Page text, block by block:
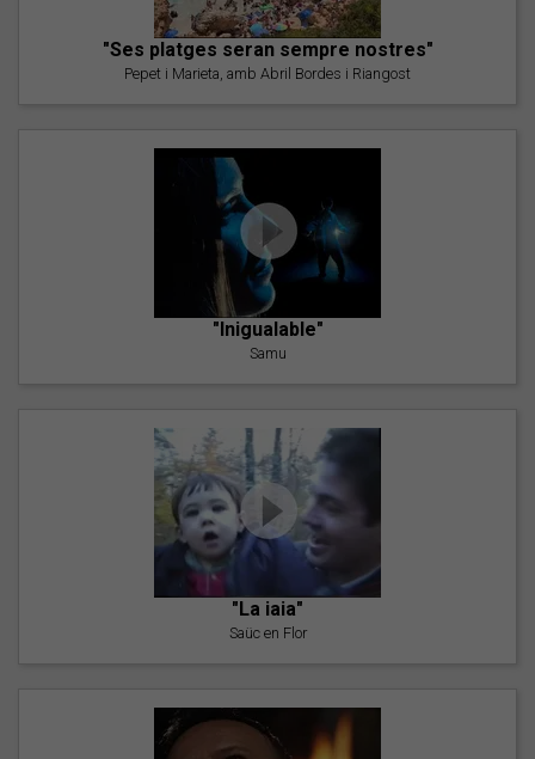
"Ses platges seran sempre nostres"
Pepet i Marieta, amb Abril Bordes i Riangost
"Inigualable"
Samu
"La iaia"
Saüc en Flor